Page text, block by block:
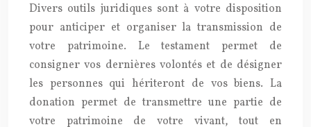
Divers outils juridiques sont à votre disposition
pour anticiper et organiser la transmission de
votre patrimoine. Le testament permet de
consigner vos dernières volontés et de désigner
les personnes qui hériteront de vos biens. La
donation permet de transmettre une partie de
votre patrimoine de votre vivant, tout en